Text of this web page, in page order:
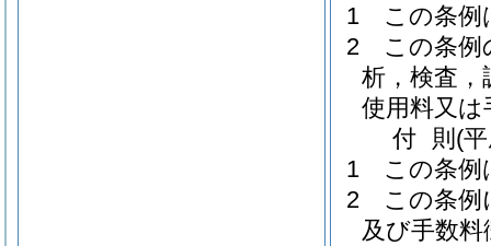
1
この条例
2
この条例
析，検査
使用料又
付 則 (
1
この条例
2
この条例
及び手数